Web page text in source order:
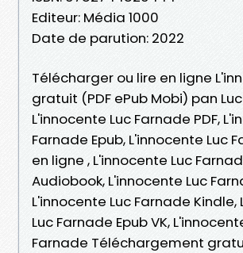
Editeur: Média 1000
Date de parution: 2022
Télécharger ou lire en ligne
gratuit (PDF ePub Mobi) pan
L'innocente Luc Farnade PDF,
Farnade Epub, L'innocente Luc
en ligne , L'innocente Luc
Audiobook, L'innocente Luc
L'innocente Luc Farnade Kindle,
Luc Farnade Epub VK,
Farnade Téléchargement